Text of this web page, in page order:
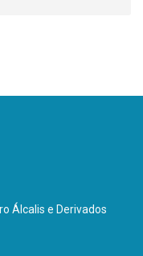
Álcalis e Derivados